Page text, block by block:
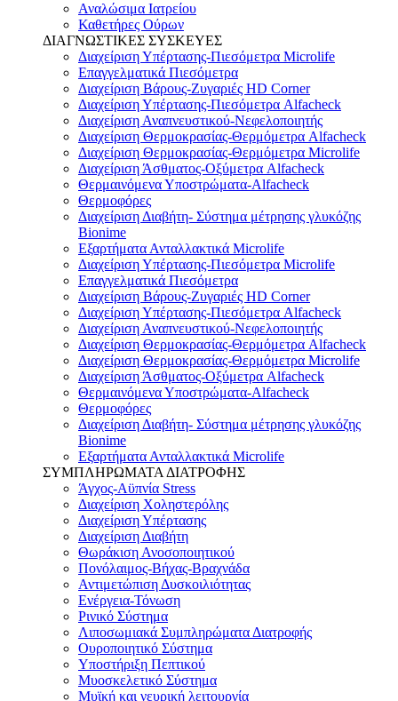
Αναλώσιμα Ιατρείου
Καθετήρες Ούρων
ΔΙΑΓΝΩΣΤΙΚΕΣ ΣΥΣΚΕΥΕΣ
Διαχείριση Υπέρτασης-Πιεσόμετρα Microlife
Επαγγελματικά Πιεσόμετρα
Διαχείριση Βάρους-Ζυγαριές HD Corner
Διαχείριση Υπέρτασης-Πιεσόμετρα Alfacheck
Διαχείριση Αναπνευστικού-Νεφελοποιητής
Διαχείριση Θερμοκρασίας-Θερμόμετρα Alfacheck
Διαχείριση Θερμοκρασίας-Θερμόμετρα Microlife
Διαχείριση Άσθματος-Οξύμετρα Alfacheck
Θερμαινόμενα Υποστρώματα-Alfacheck
Θερμοφόρες
Διαχείριση Διαβήτη- Σύστημα μέτρησης γλυκόζης
Bionime
Εξαρτήματα Ανταλλακτικά Microlife
Διαχείριση Υπέρτασης-Πιεσόμετρα Microlife
Επαγγελματικά Πιεσόμετρα
Διαχείριση Βάρους-Ζυγαριές HD Corner
Διαχείριση Υπέρτασης-Πιεσόμετρα Alfacheck
Διαχείριση Αναπνευστικού-Νεφελοποιητής
Διαχείριση Θερμοκρασίας-Θερμόμετρα Alfacheck
Διαχείριση Θερμοκρασίας-Θερμόμετρα Microlife
Διαχείριση Άσθματος-Οξύμετρα Alfacheck
Θερμαινόμενα Υποστρώματα-Alfacheck
Θερμοφόρες
Διαχείριση Διαβήτη- Σύστημα μέτρησης γλυκόζης
Bionime
Εξαρτήματα Ανταλλακτικά Microlife
ΣΥΜΠΛΗΡΩΜΑΤΑ ΔΙΑΤΡΟΦΗΣ
Άγχος-Αϋπνία Stress
Διαχείριση Χοληστερόλης
Διαχείριση Υπέρτασης
Διαχείριση Διαβήτη
Θωράκιση Ανοσοποιητικού
Πονόλαιμος-Βήχας-Βραχνάδα
Αντιμετώπιση Δυσκοιλιότητας
Eνέργεια-Τόνωση
Ρινικό Σύστημα
Λιποσωμιακά Συμπληρώματα Διατροφής
Ουροποιητικό Σύστημα
Υποστήριξη Πεπτικού
Μυοσκελετικό Σύστημα
Μυϊκή και νευρική λειτουργία